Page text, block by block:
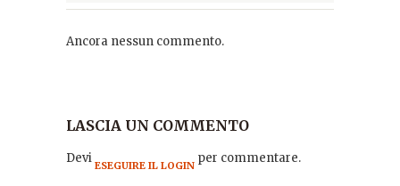
Ancora nessun commento.
LASCIA UN COMMENTO
Devi ESEGUIRE IL LOGIN per commentare.